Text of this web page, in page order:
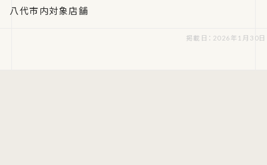
八代市内対象店舗
掲載日：2026年1月30日